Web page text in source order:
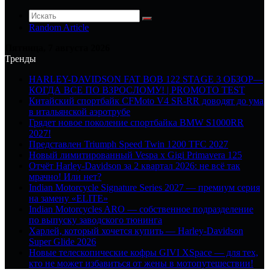
Random Article
Тренды
HARLEY-DAVIDSON FAT BOB 122 STAGE 3 ОБЗОР—
КОГДА ВСЕ ПО ВЗРОСЛОМУ! | PROMOTO TEST
Китайский спортбайк CFMoto V4 SR-RR доводят до ума
в итальянской аэротрубе
Грядет новое поколение спортбайка BMW S1000RR
2027!
Представлен Triumph Speed Twin 1200 TFC 2027
Новый лимитированный Vespa x Gigi Primavera 125
Отчёт Harley-Davidson за 2 квартал 2026: не всё так
мрачно! Или нет?
Indian Motorcycle Signature Series 2027 — премиум серия
на замену «ELITE»
Indian Motorcycles ARO — собственное подразделение
по выпуску заводского тюнинга
Харлей, который хочется купить — Harley-Davidson
Super Glide 2026
Новые телескопические кофры GIVI XSpace — для тех,
кто не может избавиться от жены в мотопутешествии!